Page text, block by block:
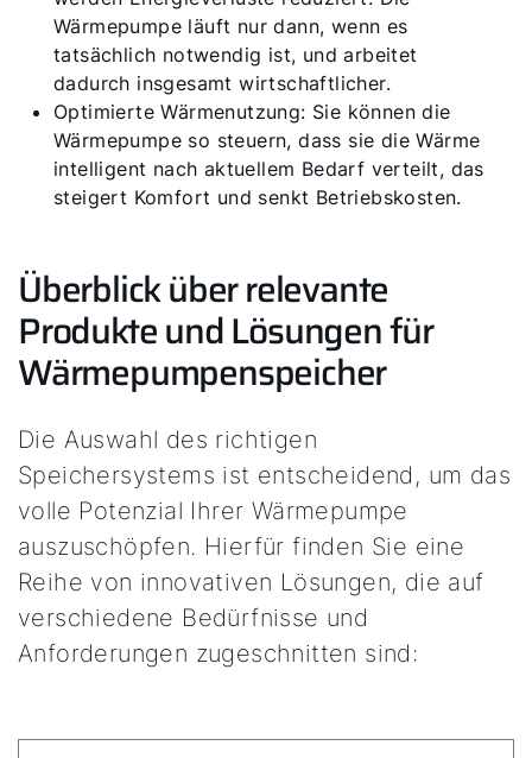
Wärmepumpe läuft nur dann, wenn es
tatsächlich notwendig ist, und arbeitet
dadurch insgesamt wirtschaftlicher.
Optimierte Wärmenutzung: Sie können die
Wärmepumpe so steuern, dass sie die Wärme
intelligent nach aktuellem Bedarf verteilt, das
steigert Komfort und senkt Betriebskosten.
Überblick über relevante
Produkte und Lösungen für
Wärmepumpenspeicher
Die Auswahl des richtigen
Speichersystems ist entscheidend, um das
volle Potenzial Ihrer Wärmepumpe
auszuschöpfen. Hierfür finden Sie eine
Reihe von innovativen Lösungen, die auf
verschiedene Bedürfnisse und
Anforderungen zugeschnitten sind: